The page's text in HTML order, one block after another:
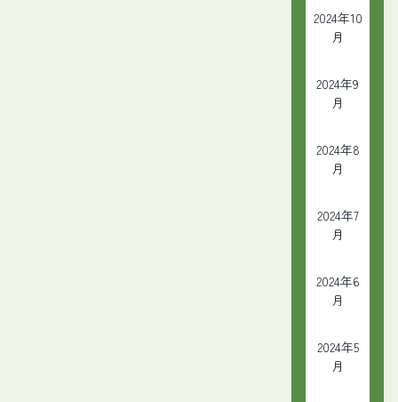
2024年10
月
2024年9
月
2024年8
月
2024年7
月
2024年6
月
2024年5
月